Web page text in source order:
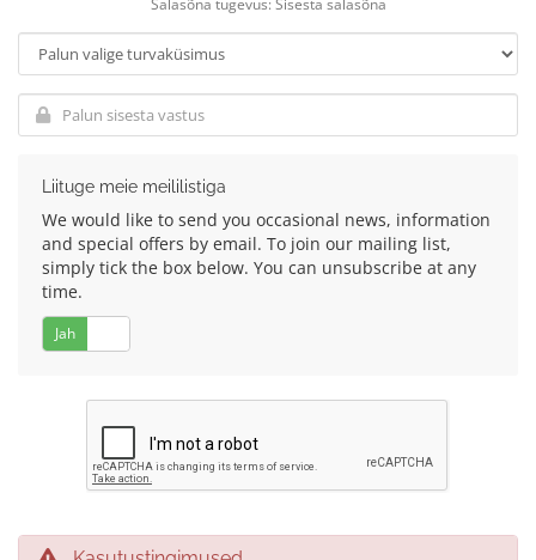
Liituge meie meililistiga
We would like to send you occasional news, information
and special offers by email. To join our mailing list,
simply tick the box below. You can unsubscribe at any
time.
Jah